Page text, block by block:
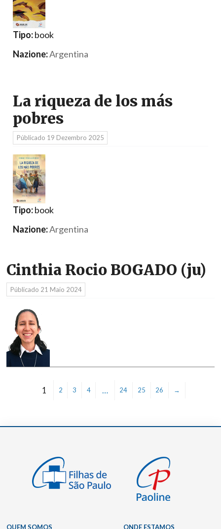
Tipo:book
Nazione:Argentina
La riqueza de los más
pobres
Públicado 19 Dezembro 2025
Tipo:book
Nazione:Argentina
Cinthia Rocio BOGADO (ju)
Públicado 21 Maio 2024
1 2 3 4 … 24 25 26 →
QUEM SOMOS ONDE ESTAMOS